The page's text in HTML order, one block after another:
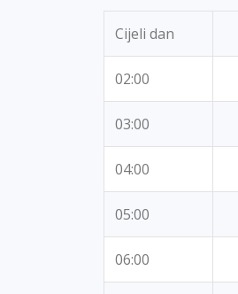
Cijeli dan
02:00
03:00
04:00
05:00
06:00